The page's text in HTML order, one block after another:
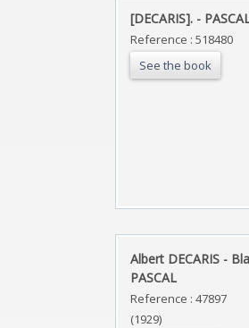
‎[DECARIS]. -
Reference : 518480
See the book
‎Albert DECARIS -
PASCAL‎
Reference : 47897
(1929)